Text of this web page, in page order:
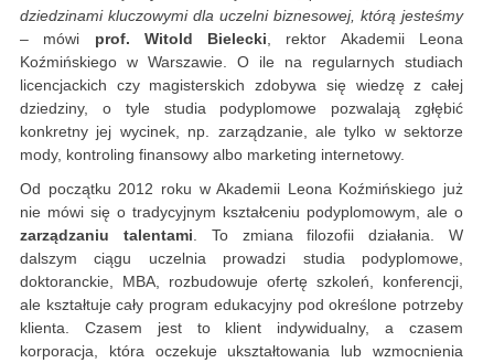
dziedzinami kluczowymi dla uczelni biznesowej, którą jesteśmy
– mówi prof. Witold Bielecki, rektor Akademii Leona
Koźmińskiego w Warszawie. O ile na regularnych studiach
licencjackich czy magisterskich zdobywa się wiedzę z całej
dziedziny, o tyle studia podyplomowe pozwalają zgłębić
konkretny jej wycinek, np. zarządzanie, ale tylko w sektorze
mody, kontroling finansowy albo marketing internetowy.
Od początku 2012 roku w Akademii Leona Koźmińskiego już
nie mówi się o tradycyjnym kształceniu podyplomowym, ale o
zarządzaniu talentami. To zmiana filozofii działania. W
dalszym ciągu uczelnia prowadzi studia podyplomowe,
doktoranckie, MBA, rozbudowuje ofertę szkoleń, konferencji,
ale kształtuje cały program edukacyjny pod określone potrzeby
klienta. Czasem jest to klient indywidualny, a czasem
korporacja, która oczekuje ukształtowania lub wzmocnienia